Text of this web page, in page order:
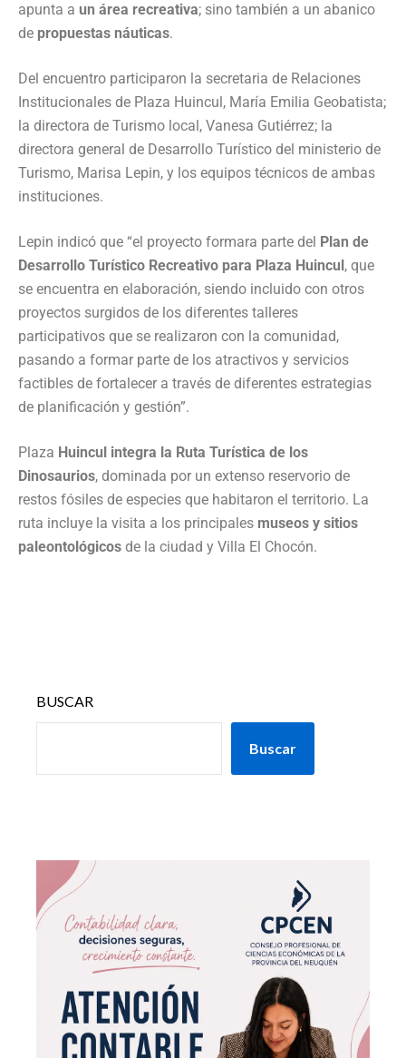
apunta a un área recreativa; sino también a un abanico
de propuestas náuticas.
Del encuentro participaron la secretaria de Relaciones
Institucionales de Plaza Huincul, María Emilia Geobatista;
la directora de Turismo local, Vanesa Gutiérrez; la
directora general de Desarrollo Turístico del ministerio de
Turismo, Marisa Lepin, y los equipos técnicos de ambas
instituciones.
Lepin indicó que “el proyecto formara parte del Plan de
Desarrollo Turístico Recreativo para Plaza Huincul , que
se encuentra en elaboración, siendo incluido con otros
proyectos surgidos de los diferentes talleres
participativos que se realizaron con la comunidad,
pasando a formar parte de los atractivos y servicios
factibles de fortalecer a través de diferentes estrategias
de planificación y gestión”.
Plaza Huincul integra la Ruta Turística de los
Dinosaurios, dominada por un extenso reservorio de
restos fósiles de especies que habitaron el territorio. La
ruta incluye la visita a los principales museos y sitios
paleontológicos de la ciudad y Villa El Chocón.
BUSCAR
Buscar